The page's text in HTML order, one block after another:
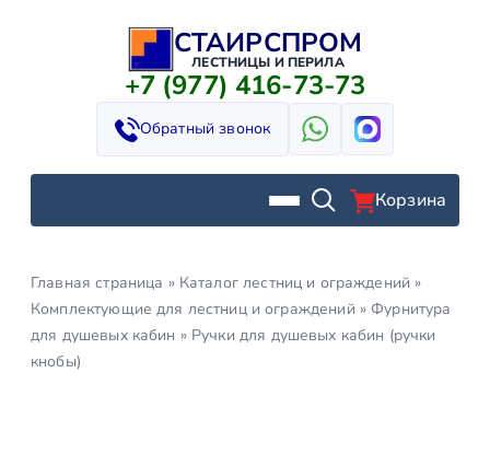
СТАИРСПРОМ
ЛЕСТНИЦЫ И ПЕРИЛА
+7 (977) 416-73-73
Обратный звонок
Корзина
Главная страница » Каталог лестниц и ограждений »
Комплектующие для лестниц и ограждений » Фурнитура
для душевых кабин » Ручки для душевых кабин (ручки
кнобы)